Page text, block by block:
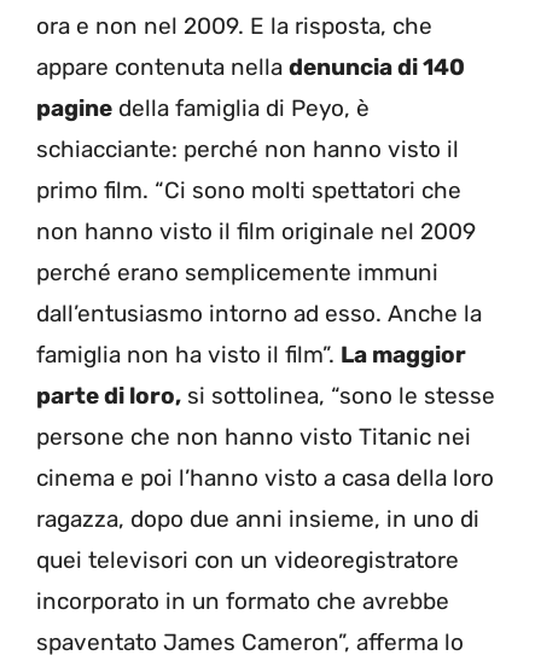
ora e non nel 2009. E la risposta, che
appare contenuta nella denuncia di 140
pagine della famiglia di Peyo, è
schiacciante: perché non hanno visto il
primo film. “Ci sono molti spettatori che
non hanno visto il film originale nel 2009
perché erano semplicemente immuni
dall’entusiasmo intorno ad esso. Anche la
famiglia non ha visto il film”. La maggior
parte di loro, si sottolinea, “sono le stesse
persone che non hanno visto Titanic nei
cinema e poi l’hanno visto a casa della loro
ragazza, dopo due anni insieme, in uno di
quei televisori con un videoregistratore
incorporato in un formato che avrebbe
spaventato James Cameron”, afferma lo